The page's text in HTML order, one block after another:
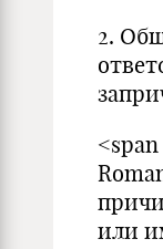
2.
или